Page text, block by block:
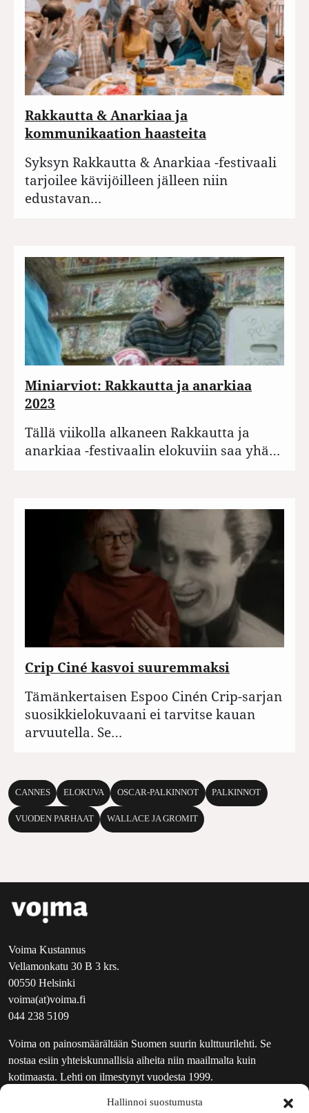
Hallinnoi suostumusta
Rakkautta & Anarkiaa ja
kommunikaation haasteita
Syksyn Rakkautta & Anarkiaa -festivaali
tarjoilee kävijöilleen jälleen niin
edustavan…
Miniarviot: Rakkautta ja anarkiaa
2023
Tällä viikolla alkaneen Rakkautta ja
anarkiaa -festivaalin elokuviin saa yhä…
Crip Ciné kasvoi suuremmaksi
Tämänkertaisen Espoo Cinén Crip-sarjan
suosikkielokuvaani ei tarvitse kauan
arvuutella. Se…
CANNES ELOKUVA OSCAR-PALKINNOT PALKINNOT
VUODEN PARHAAT WALLACE JA GROMIT
Voima Kustannus
Vellamonkatu 30 B 3 krs.
00550 Helsinki
voima(at)voima.fi
044 238 5109
Voima on painosmäärältään Suomen suurin kulttuurilehti. Se
nostaa esiin yhteiskunnallisia aiheita niin maailmalta kuin
kotimaasta. Lehti on ilmestynyt vuodesta 1999.